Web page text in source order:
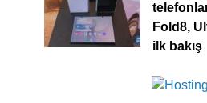
Fold8,
ilk bakış